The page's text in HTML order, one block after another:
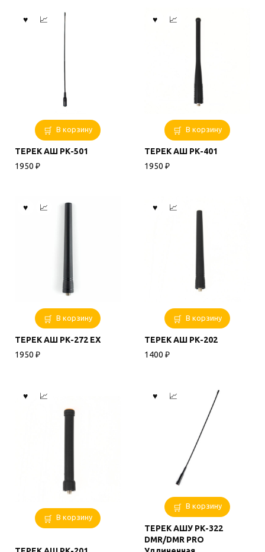
В корзину
ТЕРЕК АШ РК-501
1950 ₽
В корзину
ТЕРЕК АШ РК-401
1950 ₽
В корзину
ТЕРЕК АШ РК-272 EX
1950 ₽
В корзину
ТЕРЕК АШ РК-202
1400 ₽
В корзину
В корзину
ТЕРЕК АШУ РК-322
DMR/DMR PRO